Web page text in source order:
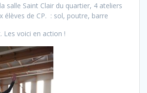
salle Saint Clair du quartier, 4 ateliers
élèves de CP. : sol, poutre, barre
Les voici en action !